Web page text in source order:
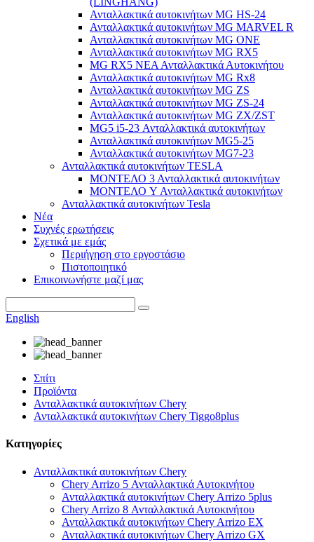
Ανταλλακτικά αυτοκινήτων MG HS-24
Ανταλλακτικά αυτοκινήτων MG MARVEL R
Ανταλλακτικά αυτοκινήτων MG ONE
Ανταλλακτικά αυτοκινήτων MG RX5
MG RX5 ΝΕΑ Ανταλλακτικά Αυτοκινήτου
Ανταλλακτικά αυτοκινήτων MG Rx8
Ανταλλακτικά αυτοκινήτων MG ZS
Ανταλλακτικά αυτοκινήτων MG ZS-24
Ανταλλακτικά αυτοκινήτων MG ZX/ZST
MG5 i5-23 Ανταλλακτικά αυτοκινήτων
Ανταλλακτικά αυτοκινήτων MG5-25
Ανταλλακτικά αυτοκινήτων MG7-23
Ανταλλακτικά αυτοκινήτων TESLA
ΜΟΝΤΕΛΟ 3 Ανταλλακτικά αυτοκινήτων
ΜΟΝΤΕΛΟ Y Ανταλλακτικά αυτοκινήτων
Ανταλλακτικά αυτοκινήτων Tesla
Νέα
Συχνές ερωτήσεις
Σχετικά με εμάς
Περιήγηση στο εργοστάσιο
Πιστοποιητικό
Επικοινωνήστε μαζί μας
English
Σπίτι
Προϊόντα
Ανταλλακτικά αυτοκινήτων Chery
Ανταλλακτικά αυτοκινήτων Chery Tiggo8plus
Κατηγορίες
Ανταλλακτικά αυτοκινήτων Chery
Chery Arrizo 5 Ανταλλακτικά Αυτοκινήτου
Ανταλλακτικά αυτοκινήτων Chery Arrizo 5plus
Chery Arrizo 8 Ανταλλακτικά Αυτοκινήτου
Ανταλλακτικά αυτοκινήτων Chery Arrizo EX
Ανταλλακτικά αυτοκινήτων Chery Arrizo GX